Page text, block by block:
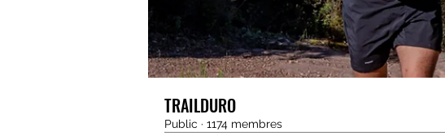
TRAILDURO
Public · 1174 membres